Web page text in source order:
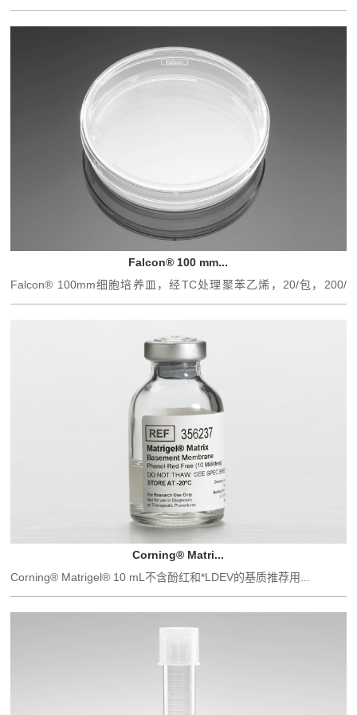
代细胞，...
Falcon® 100 mm...
Falcon® 100mm细胞培养皿，经TC处理聚苯乙烯，20/包，200/
箱，...
Corning® Matri...
Corning® Matrigel® 10 mL不含酚红和*LDEV的基质推荐用...